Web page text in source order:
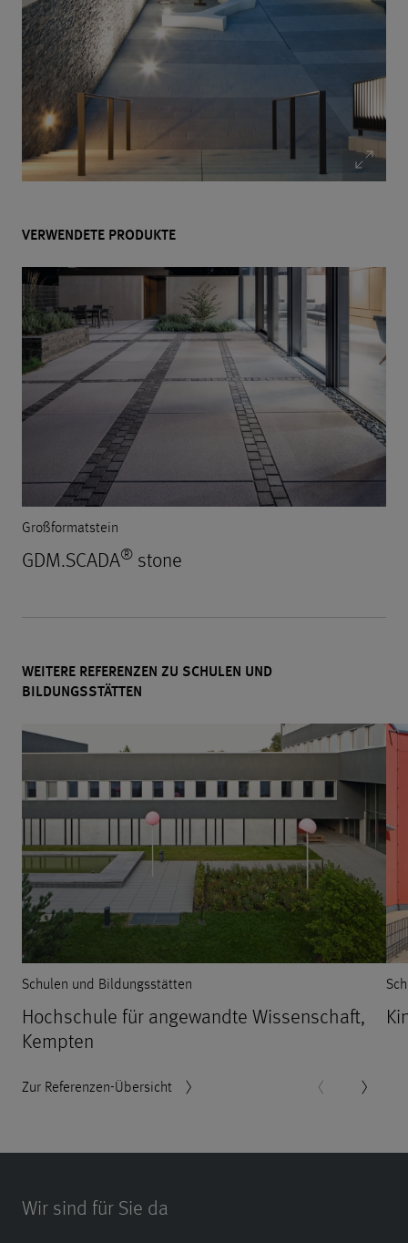
VERWENDETE PRODUKTE
Großformatstein
GDM.SCADA® stone
WEITERE REFERENZEN ZU SCHULEN UND
BILDUNGSSTÄTTEN
Schulen und Bildungsstätten
Hochschule für angewandte Wissenschaft,
Kempten
Zur Referenzen-Übersicht
Wir sind für Sie da